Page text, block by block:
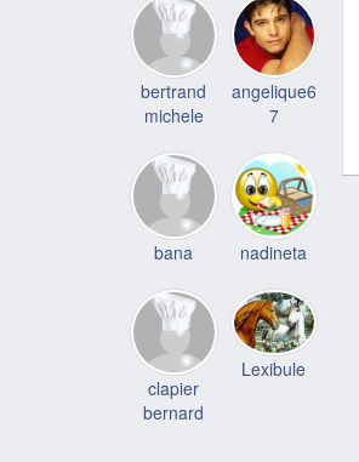
bertrand
michele
angelique6
7
bana nadineta
clapier
bernard
Lexibule